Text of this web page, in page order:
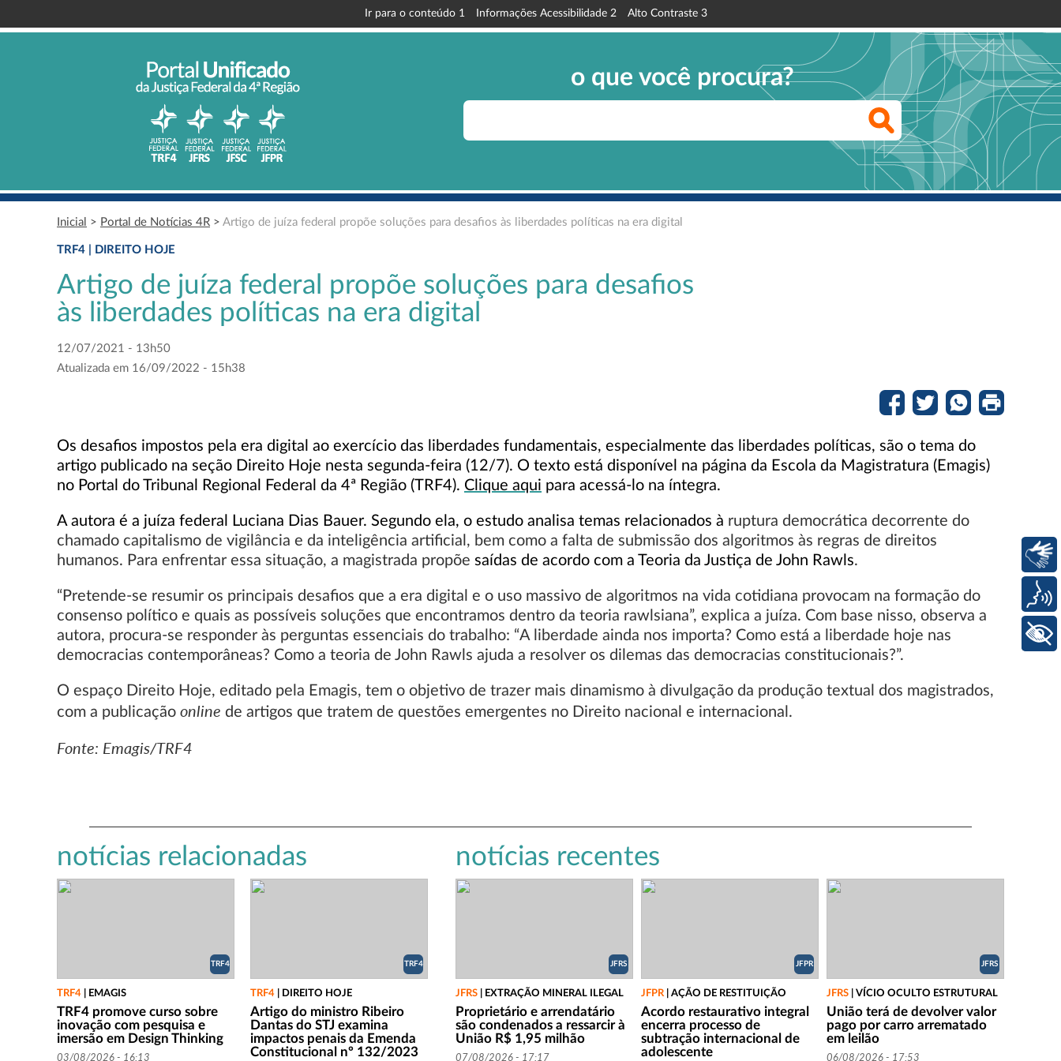
Ir para o conteúdo 1 Informações Acessibilidade 2 Alto Contraste 3
o que você procura?
Inicial > Portal de Notícias 4R > Artigo de juíza federal propõe soluções para desafios às liberdades políticas na era digital
TRF4 | DIREITO HOJE
Artigo de juíza federal propõe soluções para desafios
às liberdades políticas na era digital
12/07/2021 - 13h50
Atualizada em 16/09/2022 - 15h38
Os desafios impostos pela era digital ao exercício das liberdades fundamentais, especialmente das liberdades políticas, são o tema do
artigo publicado na seção Direito Hoje nesta segunda-feira (12/7). O texto está disponível na página da Escola da Magistratura (Emagis)
no Portal do Tribunal Regional Federal da 4ª Região (TRF4). Clique aqui para acessá-lo na íntegra.
A autora é a juíza federal Luciana Dias Bauer. Segundo ela, o estudo analisa temas relacionados à ruptura democrática decorrente do
chamado capitalismo de vigilância e da inteligência artificial, bem como a falta de submissão dos algoritmos às regras de direitos
humanos. Para enfrentar essa situação, a magistrada propõe saídas de acordo com a Teoria da Justiça de John Rawls.
“Pretende-se resumir os principais desafios que a era digital e o uso massivo de algoritmos na vida cotidiana provocam na formação do
consenso político e quais as possíveis soluções que encontramos dentro da teoria rawlsiana”, explica a juíza. Com base nisso, observa a
autora, procura-se responder às perguntas essenciais do trabalho: “A liberdade ainda nos importa? Como está a liberdade hoje nas
democracias contemporâneas? Como a teoria de John Rawls ajuda a resolver os dilemas das democracias constitucionais?”.
O espaço Direito Hoje, editado pela Emagis, tem o objetivo de trazer mais dinamismo à divulgação da produção textual dos magistrados,
com a publicação online de artigos que tratem de questões emergentes no Direito nacional e internacional.
Fonte: Emagis/TRF4
notícias relacionadas
TRF4
TRF4 EMAGIS
TRF4 promove curso sobre
inovação com pesquisa e
imersão em Design Thinking
03/08/2026 - 16:13
TRF4
TRF4 DIREITO HOJE
Artigo do ministro Ribeiro
Dantas do STJ examina
impactos penais da Emenda
Constitucional nº 132/2023
notícias recentes
JFRS
JFRS EXTRAÇÃO MINERAL ILEGAL
Proprietário e arrendatário
são condenados a ressarcir à
União R$ 1,95 milhão
07/08/2026 - 17:17
JFPR
JFPR| AÇÃO DE RESTITUIÇÃO
Acordo restaurativo integral
encerra processo de
subtração internacional de
adolescente
JFRS
JFRS VÍCIO OCULTO ESTRUTURAL
União terá de devolver valor
pago por carro arrematado
em leilão
06/08/2026 - 17:53
+ Acessibilidade